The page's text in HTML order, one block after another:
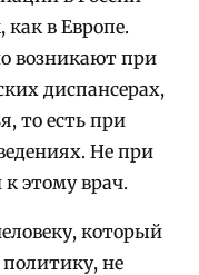
как в Европе.
возникают при
диспансерах,
то есть при
Не при
к этому врач.
который
не